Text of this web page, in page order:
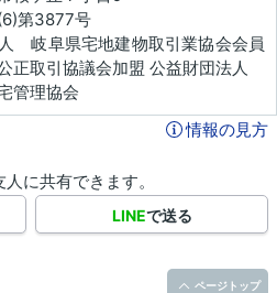
第3877号
岐阜県宅地建物取引業協会会員
正取引協議会加盟 公益財団法人
管理協会
情報の見方
に共有できます。
LINEで送る
ページトップ